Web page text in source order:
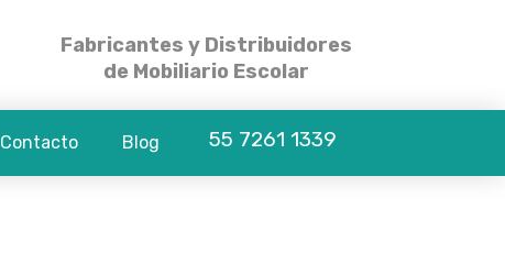
Fabricantes y Distribuidores
de Mobiliario Escolar
Contacto Blog 55 7261 1339